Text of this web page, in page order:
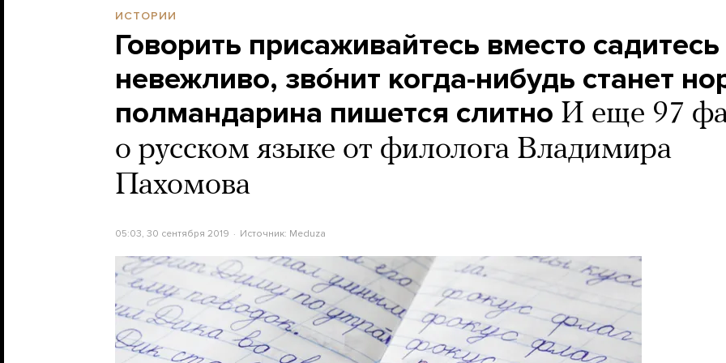
ИСТОРИИ
Говорить присаживайтесь вместо садитесь
невежливо, зво́нит когда-нибудь станет
полмандарина пишется слитно И еще 97
о русском языке от филолога Владимира
Пахомова
05:03, 30 сентября 2019 Источник: Meduza